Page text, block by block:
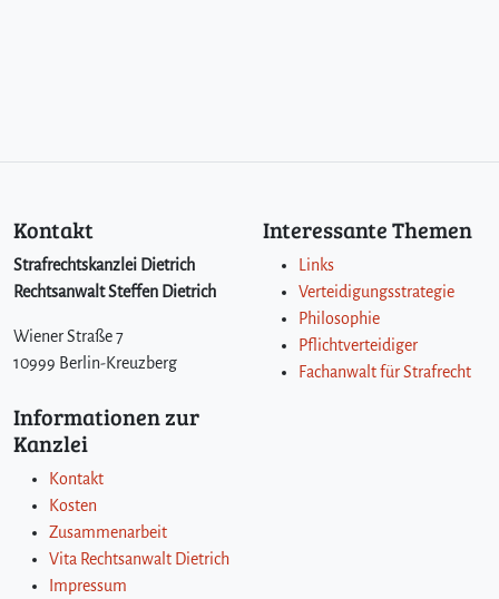
Kontakt
Strafrechtskanzlei Dietrich
Rechtsanwalt Steffen Dietrich
Wiener Straße 7
10999 Berlin-Kreuzberg
Interessante Themen
Links
Verteidigungsstrategie
Philosophie
Pflichtverteidiger
Fachanwalt für Strafrecht
Informationen zur
Kanzlei
Kontakt
Kosten
Zusammenarbeit
Vita Rechtsanwalt Dietrich
Impressum